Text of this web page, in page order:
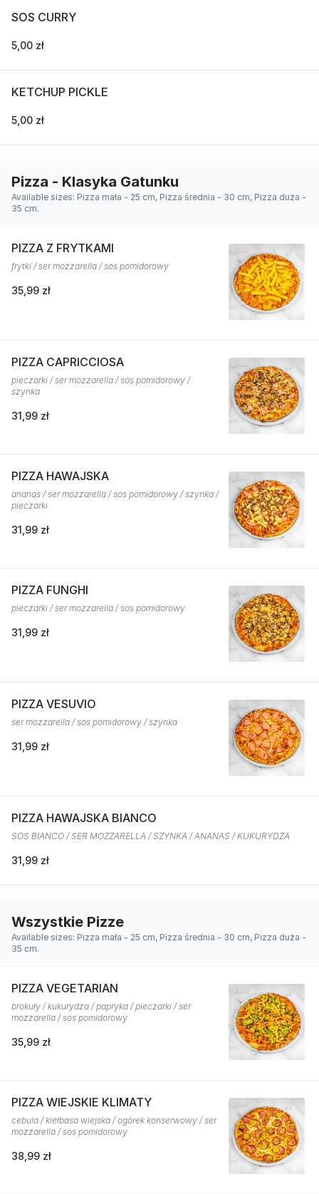
SOS CURRY
5,00 zł
KETCHUP PICKLE
5,00 zł
Pizza - Klasyka Gatunku
Available sizes: Pizza mała - 25 cm, Pizza średnia - 30 cm, Pizza duża -
35 cm.
PIZZA Z FRYTKAMI
frytki / ser mozzarella / sos pomidorowy
35,99 zł
PIZZA CAPRICCIOSA
pieczarki / ser mozzarella / sos pomidorowy /
szynka
31,99 zł
PIZZA HAWAJSKA
ananas / ser mozzarella / sos pomidorowy / szynka /
pieczarki
31,99 zł
PIZZA FUNGHI
pieczarki / ser mozzarella / sos pomidorowy
31,99 zł
PIZZA VESUVIO
ser mozzarella / sos pomidorowy / szynka
31,99 zł
PIZZA HAWAJSKA BIANCO
SOS BIANCO / SER MOZZARELLA / SZYNKA / ANANAS / KUKURYDZA
31,99 zł
Wszystkie Pizze
Available sizes: Pizza mała - 25 cm, Pizza średnia - 30 cm, Pizza duża -
35 cm.
PIZZA VEGETARIAN
brokuły / kukurydza / papryka / pieczarki / ser
mozzarella / sos pomidorowy
35,99 zł
PIZZA WIEJSKIE KLIMATY
cebula / kiełbasa wiejska / ogórek konserwowy / ser
mozzarella / sos pomidorowy
38,99 zł